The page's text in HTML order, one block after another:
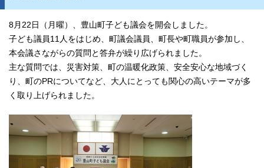
8月22日（月曜）、豊山町子ども議会を開会しました。
子ども議員11人をはじめ、町議会議員、町長や町職員が参加し、
本会議さながらの質問と答弁が繰り広げられました。
主な質問では、災害対策、町の温暖化政策、安全安心な地域づく
り、町のPRについてなど、大人にとっても関心の高いテーマが多
く取り上げられました。